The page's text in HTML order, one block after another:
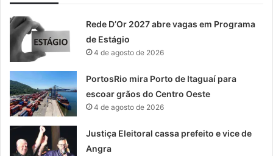
Rede D’Or 2027 abre vagas em Programa
de Estágio
4 de agosto de 2026
PortosRio mira Porto de Itaguaí para
escoar grãos do Centro Oeste
4 de agosto de 2026
Justiça Eleitoral cassa prefeito e vice de
Angra